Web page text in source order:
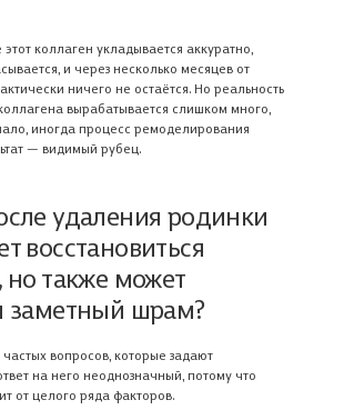
коллаген укладывается аккуратно,
и через несколько месяцев от
ничего не остаётся. Но реальность
вырабатывается слишком много,
иногда процесс ремоделирования
— видимый рубец.
удаления родинки
восстановиться
но также может
заметный шрам?
вопросов, которые задают
на него неоднозначный, потому что
от целого ряда факторов.